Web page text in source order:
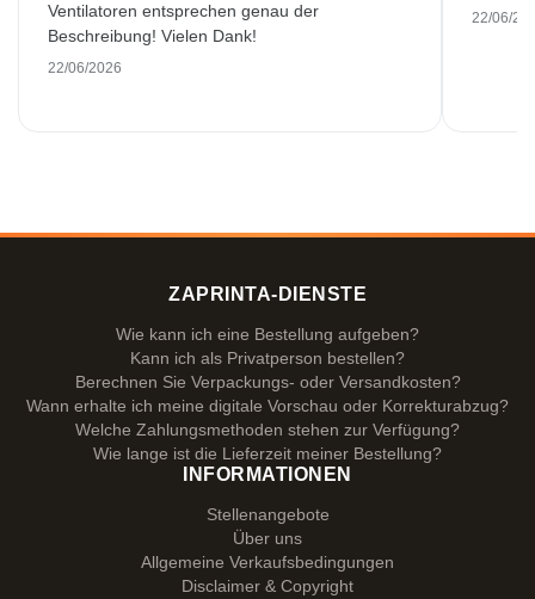
Ventilatoren entsprechen genau der
Beschreibung! Vielen Dank!
22/06/2026
22/06/
ZAPRINTA-DIENSTE
Wie kann ich eine Bestellung aufgeben?
Kann ich als Privatperson bestellen?
Berechnen Sie Verpackungs- oder Versandkosten?
Wann erhalte ich meine digitale Vorschau oder Korrekturabzug?
Welche Zahlungsmethoden stehen zur Verfügung?
Wie lange ist die Lieferzeit meiner Bestellung?
INFORMATIONEN
Stellenangebote
Über uns
Allgemeine Verkaufsbedingungen
Disclaimer & Copyright